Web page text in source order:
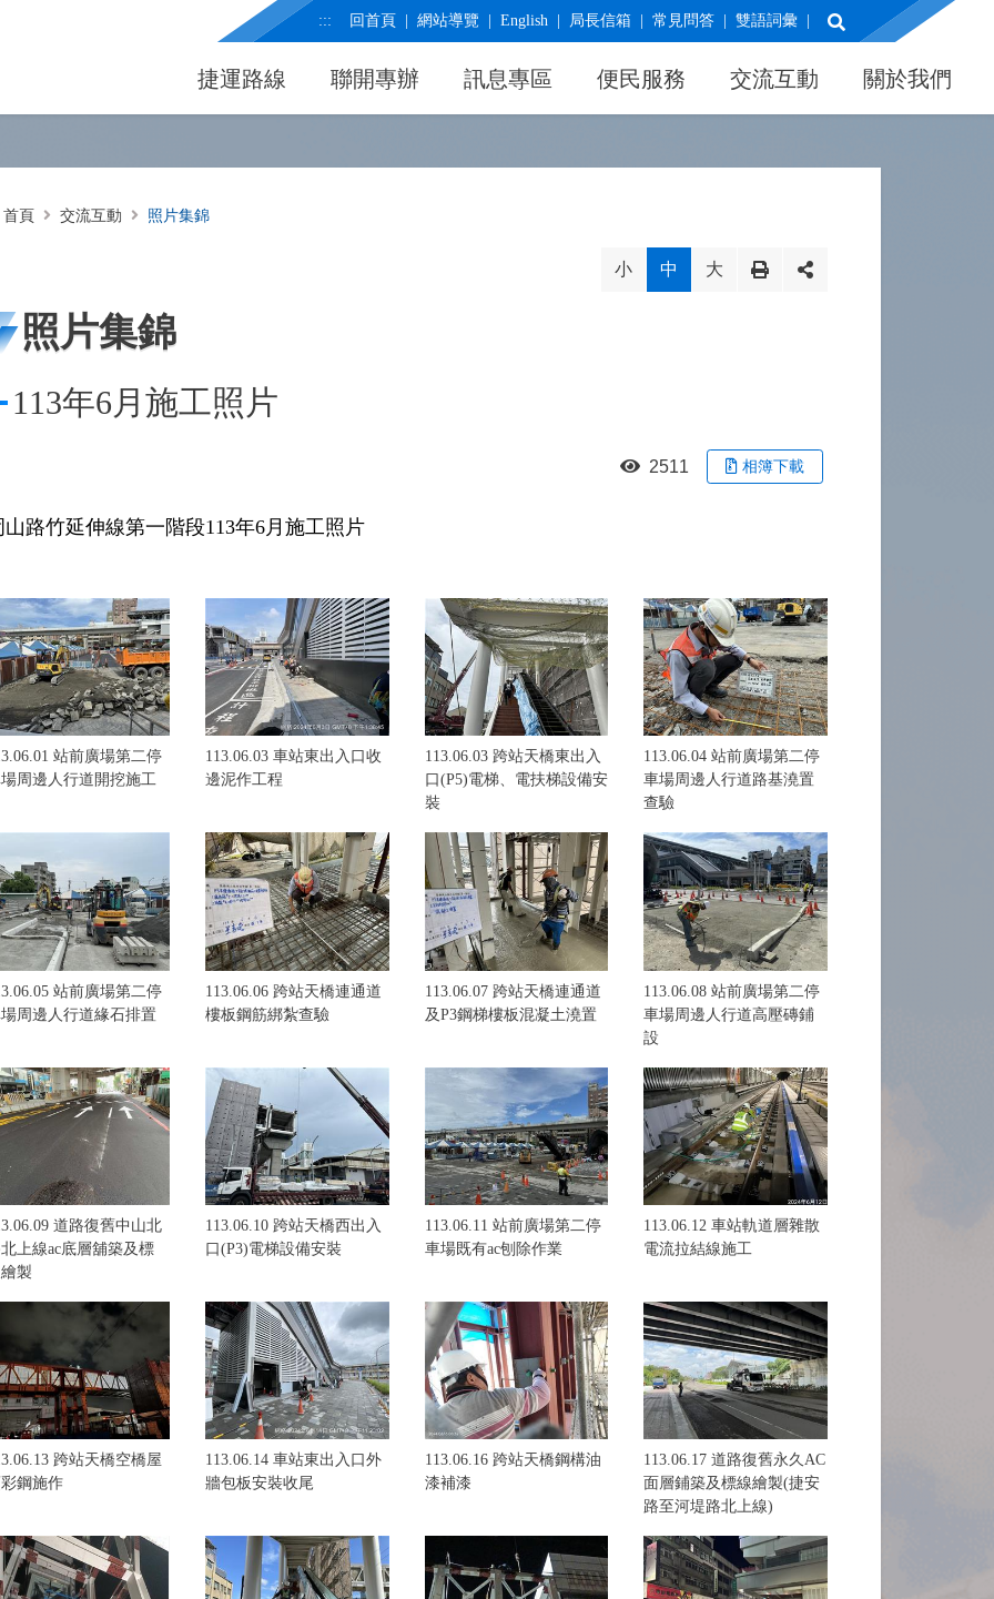
::: 回首頁 網站導覽 English 局長信箱 常見問答 雙語詞彙 展開搜尋
捷運路線 聯開專辦 訊息專區 便民服務 交流互動 關於我們
首頁 交流互動 照片集錦
小 中 大
照片集錦
113年6月施工照片
2511 相簿下載
山路竹延伸線第一階段113年6月施工照片
站前廣場第二停
周邊人行道開挖施工
113.06.03 車站東出入口收
邊泥作工程
113.06.03 跨站天橋東出入
口(P5)電梯、電扶梯設備安
裝
113.06.04 站前廣場第二停
車場周邊人行道路基澆置
查驗
站前廣場第二停
周邊人行道緣石排置
113.06.06 跨站天橋連通道
樓板鋼筋綁紮查驗
113.06.07 跨站天橋連通道
及P3鋼梯樓板混凝土澆置
113.06.08 站前廣場第二停
車場周邊人行道高壓磚鋪
設
道路復舊中山北
上線ac底層舖築及標
製
113.06.10 跨站天橋西出入
口(P3)電梯設備安裝
113.06.11 站前廣場第二停
車場既有ac刨除作業
113.06.12 車站軌道層雜散
電流拉結線施工
跨站天橋空橋屋
鋼施作
113.06.14 車站東出入口外
牆包板安裝收尾
113.06.16 跨站天橋鋼構油
漆補漆
113.06.17 道路復舊永久AC
面層鋪築及標線繪製(捷安
路至河堤路北上線)